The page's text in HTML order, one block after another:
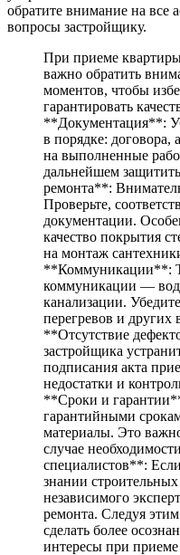
обратите внимание на все
вопросы застройщику.
При приеме
важно обратить
моментов, чтобы
гарантировать
**Документация**:
в порядке:
на выполненные
дальнейшем
ремонта**:
Проверьте,
документации.
качество покрытия
на монтаж
**Коммуникации**:
коммуникации —
канализации.
перегревов и
**Отсутствие
застройщика
подписания акта
недостатки и
**Сроки и
гарантийными
материалы. Это
случае
специалистов**:
знании
независимого
ремонта. Следуя
сделать более
интересы при